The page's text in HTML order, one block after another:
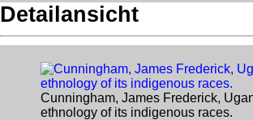
Detailansicht
Cunningham, James Frederick,
ethnology of its indigenous races.